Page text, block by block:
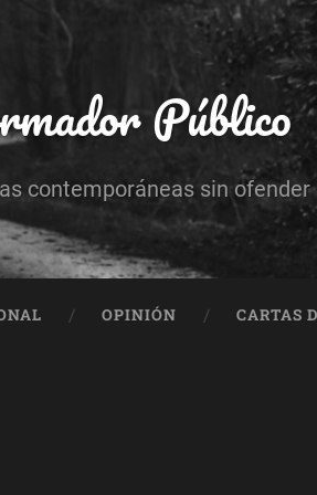
Público
contemporáneas sin
OPINIÓN CARTAS